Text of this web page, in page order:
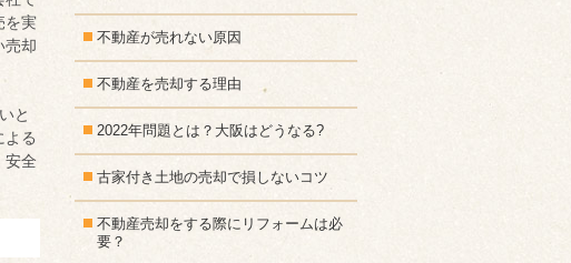
を実
売却
と
よる
安全
不動産が売れない原因
不動産を売却する理由
2022年問題とは？大阪はどうなる?
古家付き土地の売却で損しないコツ
不動産売却をする際にリフォームは必
要？